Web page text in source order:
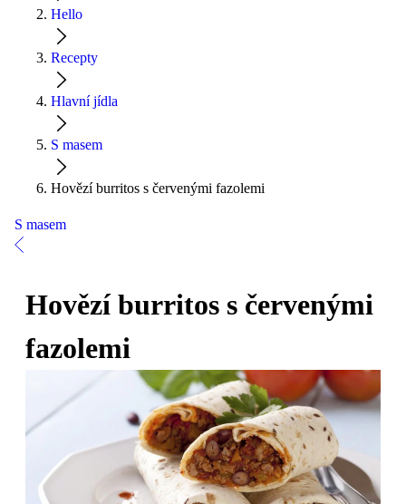
Hello
Recepty
Hlavní jídla
S masem
Hovězí burritos s červenými fazolemi
S masem
Hovězí burritos s červenými
fazolemi